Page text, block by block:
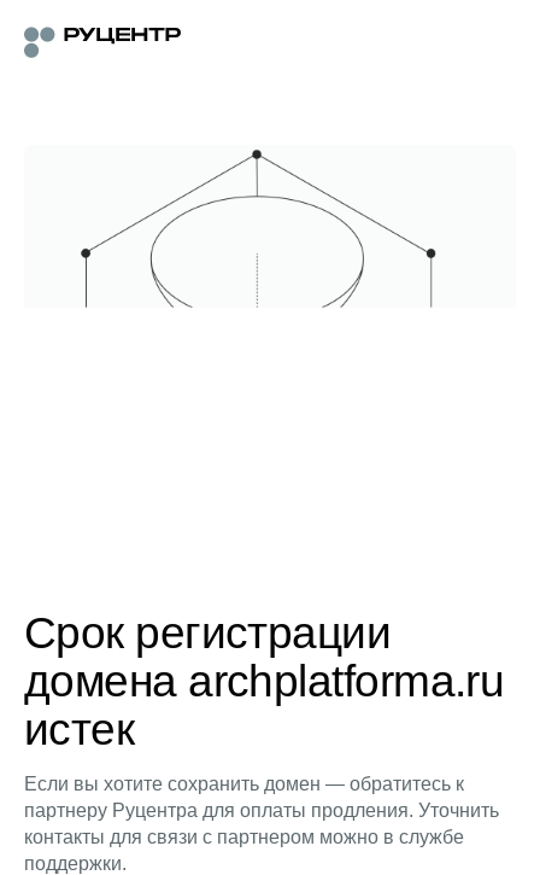
Срок регистрации
домена archplatforma.ru
истек
Если вы хотите сохранить домен — обратитесь к
партнеру Руцентра для оплаты продления. Уточнить
контакты для связи с партнером можно в службе
поддержки.